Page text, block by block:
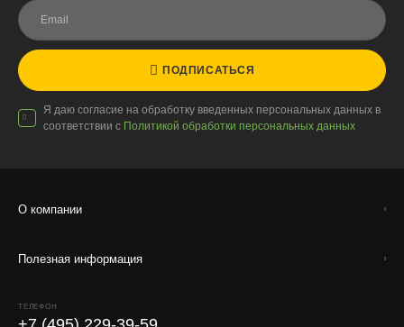
ПОДПИСАТЬСЯ
Я даю согласие на обработку введенных персональных данных в
соответствии с Политикой обработки персональных данных
О компании
Полезная информация
ТЕЛЕФОН